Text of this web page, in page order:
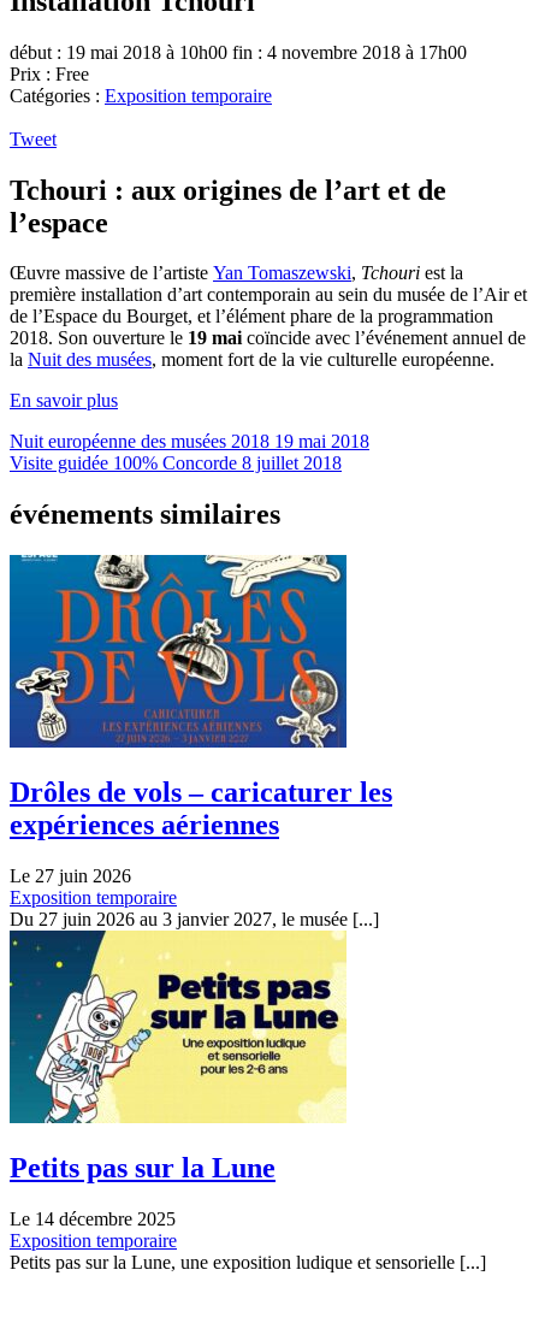
début : 19 mai 2018 à 10h00 fin : 4 novembre 2018 à 17h00
Prix : Free
Catégories : Exposition temporaire
Tweet
Tchouri : aux origines de l’art et de
l’espace
Œuvre massive de l’artiste Yan Tomaszewski, Tchouri est la
première installation d’art contemporain au sein du musée de l’Air et
de l’Espace du Bourget, et l’élément phare de la programmation
2018. Son ouverture le 19 maicoïncide avec l’événement annuel de
la Nuit des musées, moment fort de la vie culturelle européenne.
En savoir plus
Nuit européenne des musées 2018 19 mai 2018
Visite guidée 100% Concorde 8 juillet 2018
événements similaires
Drôles de vols – caricaturer les
expériences aériennes
Le 27 juin 2026
Exposition temporaire
Du 27 juin 2026 au 3 janvier 2027, le musée [...]
Petits pas sur la Lune
Le 14 décembre 2025
Exposition temporaire
Petits pas sur la Lune, une exposition ludique et sensorielle [...]